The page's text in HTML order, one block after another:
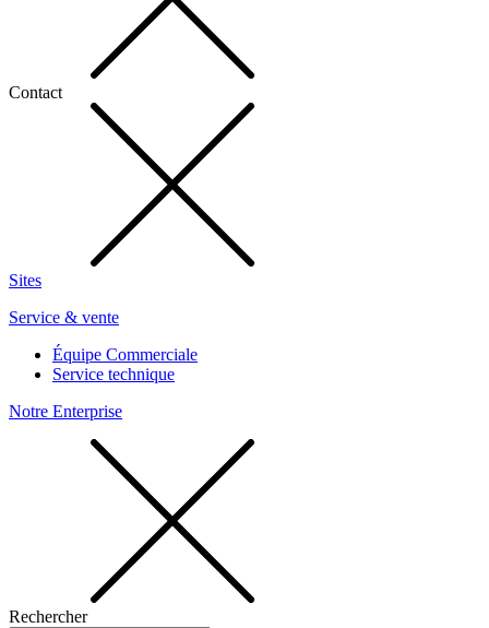
Contact
Sites
Service & vente
Équipe Commerciale
Service technique
Notre Enterprise
Rechercher